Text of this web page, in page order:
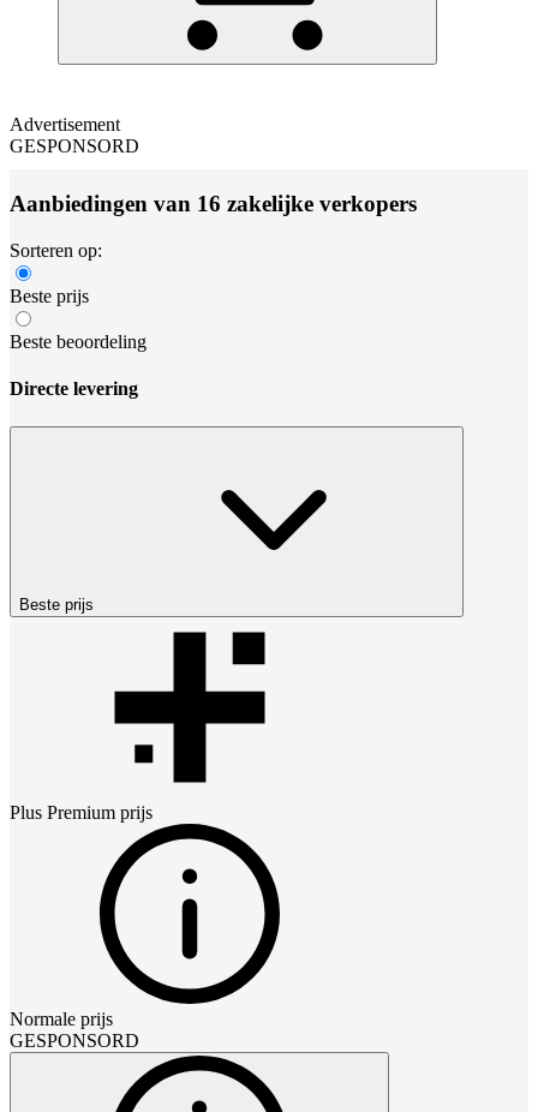
Advertisement
GESPONSORD
Aanbiedingen van 16 zakelijke verkopers
Sorteren op:
Beste prijs
Beste beoordeling
Directe levering
Beste prijs
Plus Premium prijs
Normale prijs
GESPONSORD